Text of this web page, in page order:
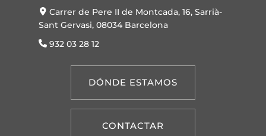
Carrer de Pere II de Montcada, 16, Sarrià-
Sant Gervasi, 08034 Barcelona
932 03 28 12
DÓNDE ESTAMOS
CONTACTAR